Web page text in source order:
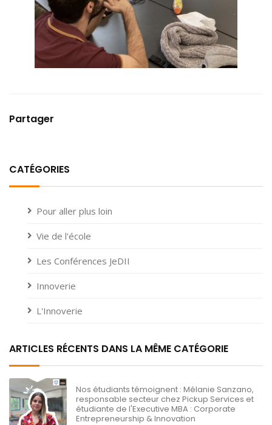
Partager
CATÉGORIES
Pour aller plus loin
Vie de l'école
Les Conférences JeDII
Innoverie
L'Innoverie
ARTICLES RÉCENTS DANS LA MÊME CATÉGORIE
Nos étudiants témoignent : Mélanie Sanzano,
responsable secteur chez Pickup Services et
étudiante de l'Executive MBA : Corporate
Entrepreneurship & Innovation